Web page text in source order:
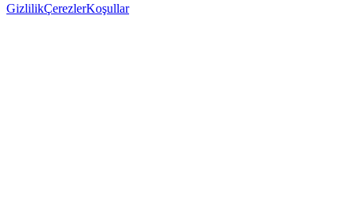
GizlilikÇerezlerKoşullar